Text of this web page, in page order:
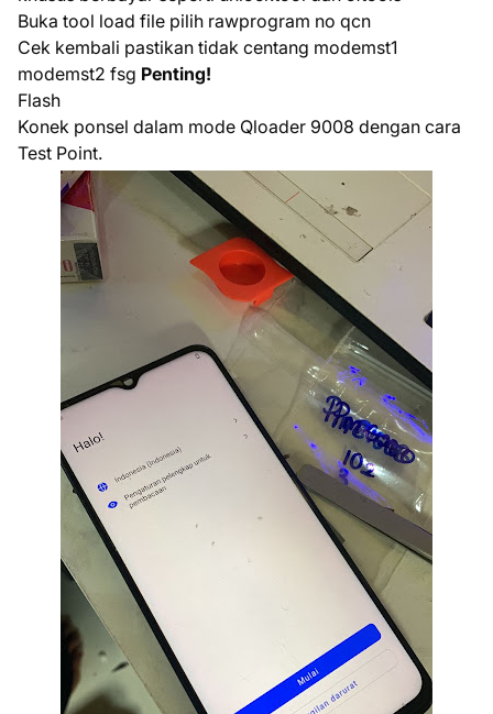
Buka tool load file pilih rawprogram no qcn
Cek kembali pastikan tidak centang modemst1
modemst2 fsg Penting!
Flash
Konek ponsel dalam mode Qloader 9008 dengan cara
Test Point.